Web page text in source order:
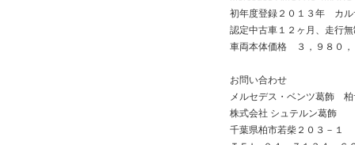
初年度登録２０１３年 カ
認定中古車１２ヶ月、走行
車両本体価格 ３，９８０，
お問い合わせ
メルセデス・ベンツ葛飾
株式会社 シュテルン葛飾
千葉県柏市若柴２０３－１